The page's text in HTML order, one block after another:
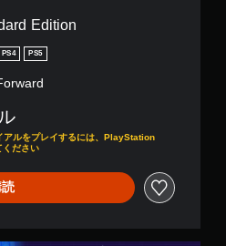
Edition
PS4 PS5
アルをプレイするには、PlayStation
ください
読